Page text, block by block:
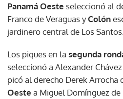
Panamá Oeste seleccionó al
Franco de Veraguas yColón
jardinero central de Los Santos.
Los piques en la segunda
seleccionó a Alexander
picó al derecho Derek Arrocha
Oeste a Miguel Domínguez de